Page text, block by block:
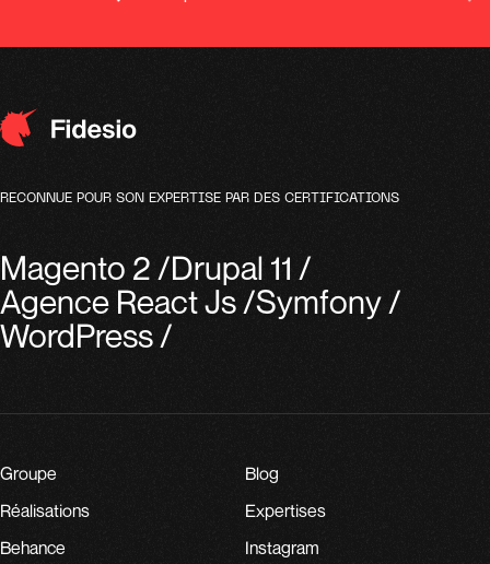
RECONNUE POUR SON EXPERTISE PAR DES CERTIFICATIONS
Magento 2 /Drupal 11 /
Agence React Js/Symfony/
WordPress/
Groupe
Blog
Réalisations
Expertises
Behance
Instagram